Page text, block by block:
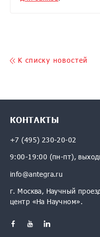
K списку новостей
КОНТАКТЫ
+7 (495) 230-20-02
9:00-19:00 (пн-пт),
info@antegra.ru
г. Москва, Научный
центр «На Научном».